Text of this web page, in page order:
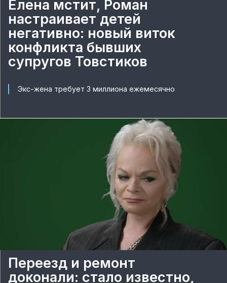
Елена мстит, Роман
настраивает детей
негативно: новый виток
конфликта бывших
супругов Товстиков
Экс-жена требует 3 миллиона ежемесячно
Переезд и ремонт
доконали: стало известно,